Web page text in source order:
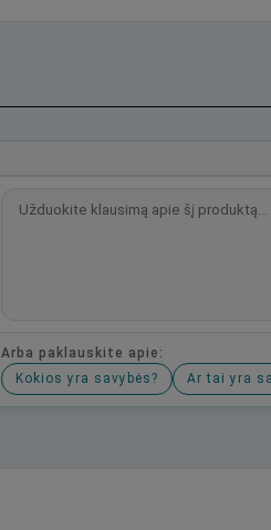
Arba paklauskite apie:
Kokios yra savybės?
Ar tai yra